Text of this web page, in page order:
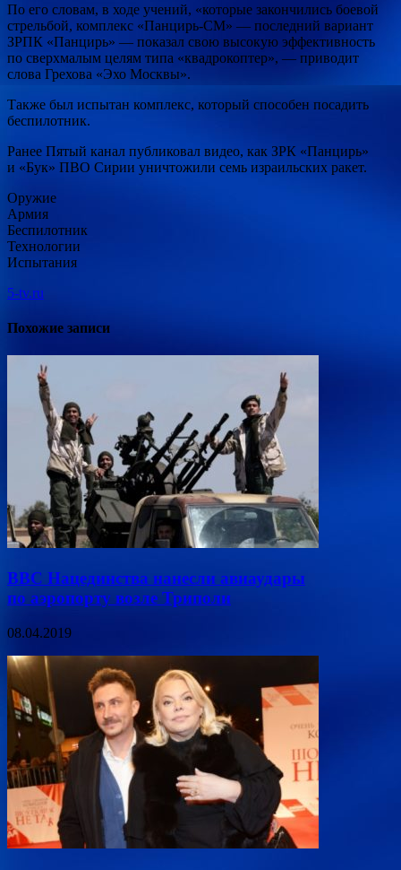
По его словам, в ходе учений, «которые закончились боевой
стрельбой, комплекс «Панцирь-СМ» — последний вариант
ЗРПК «Панцирь» — показал свою высокую эффективность
по сверхмалым целям типа «квадрокоптер», — приводит
слова Грехова «Эхо Москвы».
Также был испытан комплекс, который способен посадить
беспилотник.
Ранее Пятый канал публиковал видео, как ЗРК «Панцирь»
и «Бук» ПВО Сирии уничтожили семь израильских ракет.
Оружие
Армия
Беспилотник
Технологии
Испытания
5-tv.ru
Похожие записи
ВВС Нацединства нанесли авиаудары
по аэропорту возле Триполи
08.04.2019